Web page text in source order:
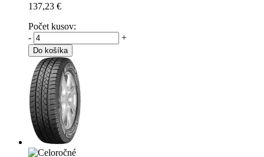
137,23 €
Počet kusov:
-
+
Do košíka